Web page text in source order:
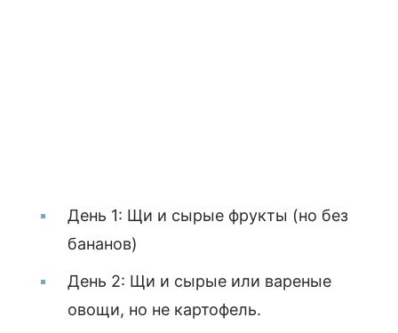
День 1: Щи и сырые фрукты (но без
бананов)
День 2: Щи и сырые или вареные
овощи, но не картофель.